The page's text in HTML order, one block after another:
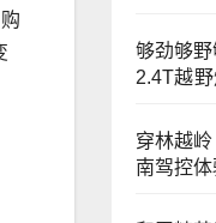
够劲够
2.4T越
穿林越
南驾控